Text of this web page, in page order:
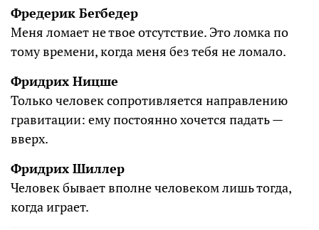
Фредерик Бегбедер
Меня ломает не твое отсутствие. Это ломка по
тому времени, когда меня без тебя не ломало.
Фридрих Ницше
Только человек сопротивляется направлению
гравитации: ему постоянно хочется падать —
вверх.
Фридрих Шиллер
Человек бывает вполне человеком лишь тогда,
когда играет.